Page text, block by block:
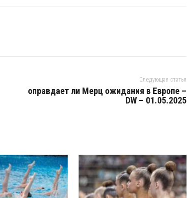
Следующая статья
оправдает ли Мерц ожидания в Европе –
DW – 01.05.2025